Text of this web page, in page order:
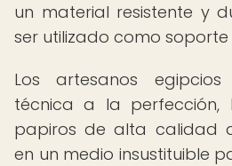
un material resistente y
ser utilizado como
Los artesanos
técnica a la perfección,
papiros de alta calidad
en un medio insustituible